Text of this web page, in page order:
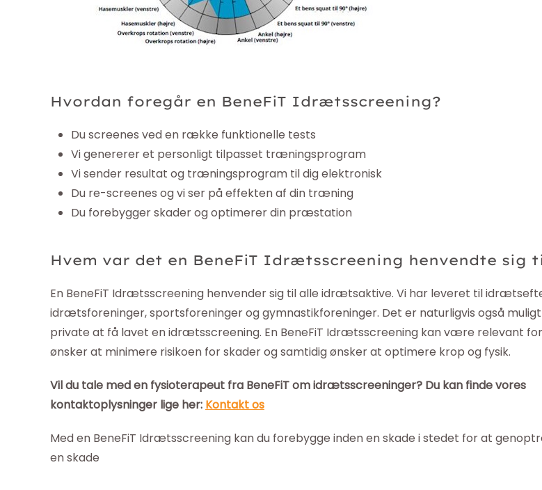
Hvordan foregår en BeneFiT Idrætsscreening?
Du screenes ved en række funktionelle tests
Vi genererer et personligt tilpasset træningsprogram
Vi sender resultat og træningsprogram til dig elektronisk
Du re-screenes og vi ser på effekten af din træning
Du forebygger skader og optimerer din præstation
Hvem var det en BeneFiT Idrætsscreening henvendte sig
En BeneFiT Idrætsscreening henvender sig til alle idrætsaktive. Vi har leveret til
idrætsforeninger, sportsforeninger og gymnastikforeninger. Det er naturligvis også
private at få lavet en idrætsscreening. En BeneFiT Idrætsscreening kan være relevant
ønsker at minimere risikoen for skader og samtidig ønsker at optimere krop og fysik.
Vil du tale med en fysioterapeut fra BeneFiT om idrætsscreeninger? Du kan finde vores
kontaktoplysninger lige her: Kontakt os
Med en BeneFiT Idrætsscreening kan du forebygge inden en skade i stedet for at
en skade